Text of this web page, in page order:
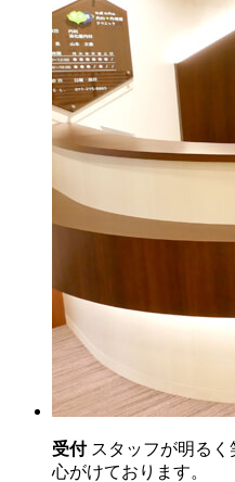
受付スタッフが明るく
心がけております。